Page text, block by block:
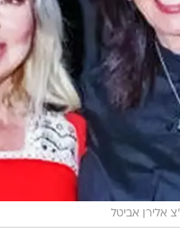
אלירן אביטל